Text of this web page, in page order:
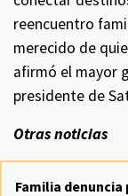
reencuentro
merecido de
afirmó el mayor
presidente de
Otras noticias
Familia